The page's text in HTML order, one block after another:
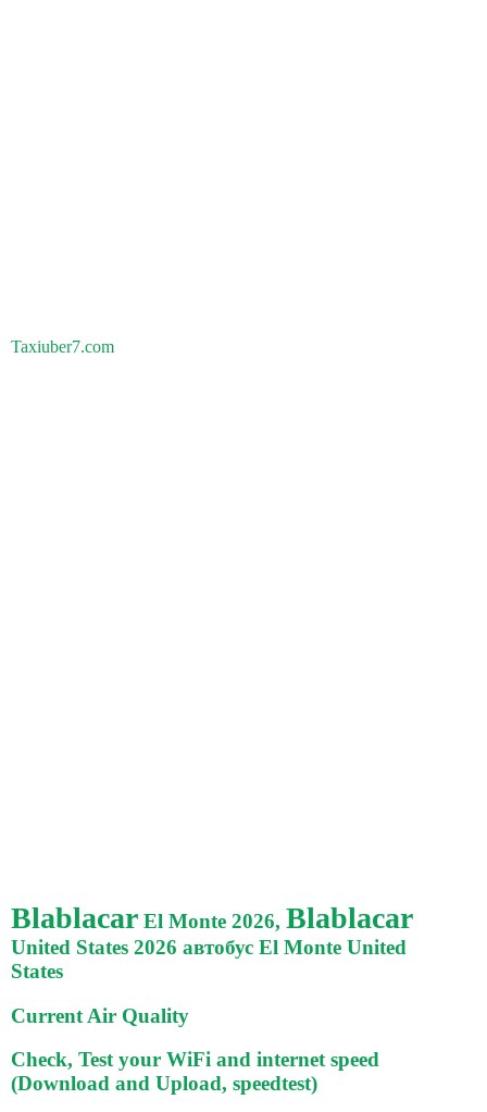
Taxiuber7.com
Blablacar El Monte 2026, Blablacar
United States 2026 автобус El Monte United
States
Current Air Quality
Check, Test your WiFi and internet speed
(Download and Upload, speedtest)